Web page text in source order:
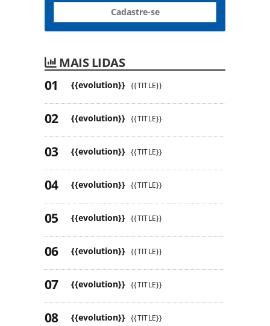
Cadastre-se
MAIS LIDAS
{{evolution}} {{TITLE}}
{{evolution}} {{TITLE}}
{{evolution}} {{TITLE}}
{{evolution}} {{TITLE}}
{{evolution}} {{TITLE}}
{{evolution}} {{TITLE}}
{{evolution}} {{TITLE}}
{{evolution}} {{TITLE}}